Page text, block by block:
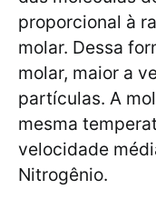
proporcional à
molar. Dessa
molar, maior a
partículas. A
mesma
velocidade
Nitrogênio.